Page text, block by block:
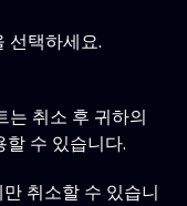
선택하세요.
는 취소 후 귀하의
할 수 있습니다.
취소할 수 있습니